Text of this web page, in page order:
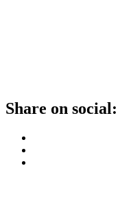
Share on social: